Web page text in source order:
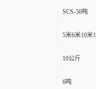
SCS-50吨
5米6米10米
10公斤
6吨